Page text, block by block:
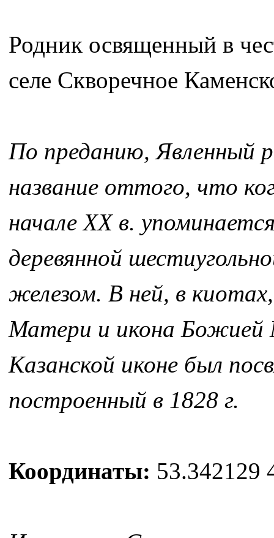
Родник освященный в
селе Скворечное
По преданию, Явленный
название оттого, что
начале XX в.
деревянной
железом. В ней, в
Матери и икона Божией
Казанской иконе был
построенный в 1828 г.
Координаты: 53.342129